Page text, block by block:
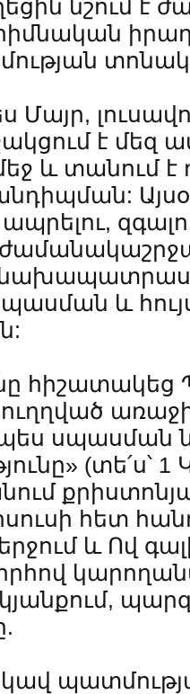
նշում է
Մայր,
է մեզ
և տանում է
ապրելու,
և
հիշատակեց
սպասման
(տե՛ս՝ 1
հետ
և Ով
կյանքում,